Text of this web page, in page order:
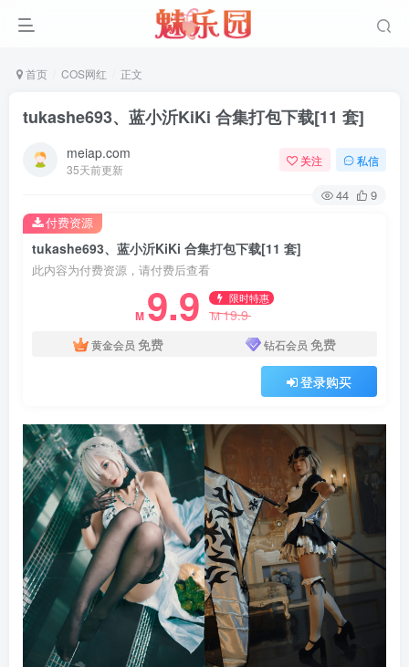
首页 COS网红 正文
tukashe693、蓝小沂KiKi 合集打包下载[11 套]
meiap.com
35天前更新
关注 私信
44 9
tukashe693、蓝小沂KiKi 合集打包下载[11 套]
此内容为付费资源，请付费后查看
M 9.9 限时特惠
M19.9
黄金会员 免费 钻石会员 免费
登录购买
付费资源